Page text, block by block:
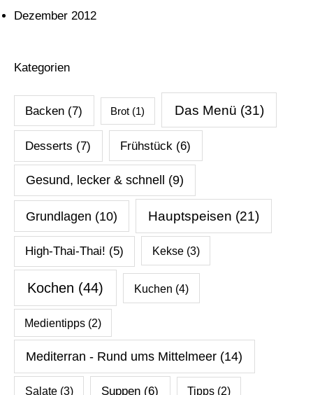
Dezember 2012
Kategorien
Backen (7) Brot (1) Das Menü (31)
Desserts (7) Frühstück (6)
Gesund, lecker & schnell (9)
Grundlagen (10) Hauptspeisen (21)
High-Thai-Thai! (5) Kekse(3)
Kochen (44) Kuchen (4)
Medientipps (2)
Mediterran - Rund ums Mittelmeer (14)
Salate(3) Suppen (6) Tipps(2)